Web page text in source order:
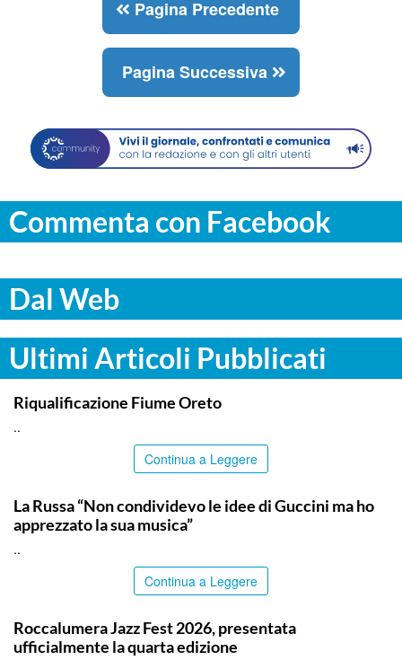
Pagina Precedente
Pagina Successiva
Commenta con Facebook
Dal Web
Ultimi Articoli Pubblicati
COMMUNITY
Riqualificazione Fiume Oreto
..
Continua a Leggere
La Russa “Non condividevo le idee di Guccini ma ho
apprezzato la sua musica”
..
Continua a Leggere
Roccalumera Jazz Fest 2026, presentata
ufficialmente la quarta edizione